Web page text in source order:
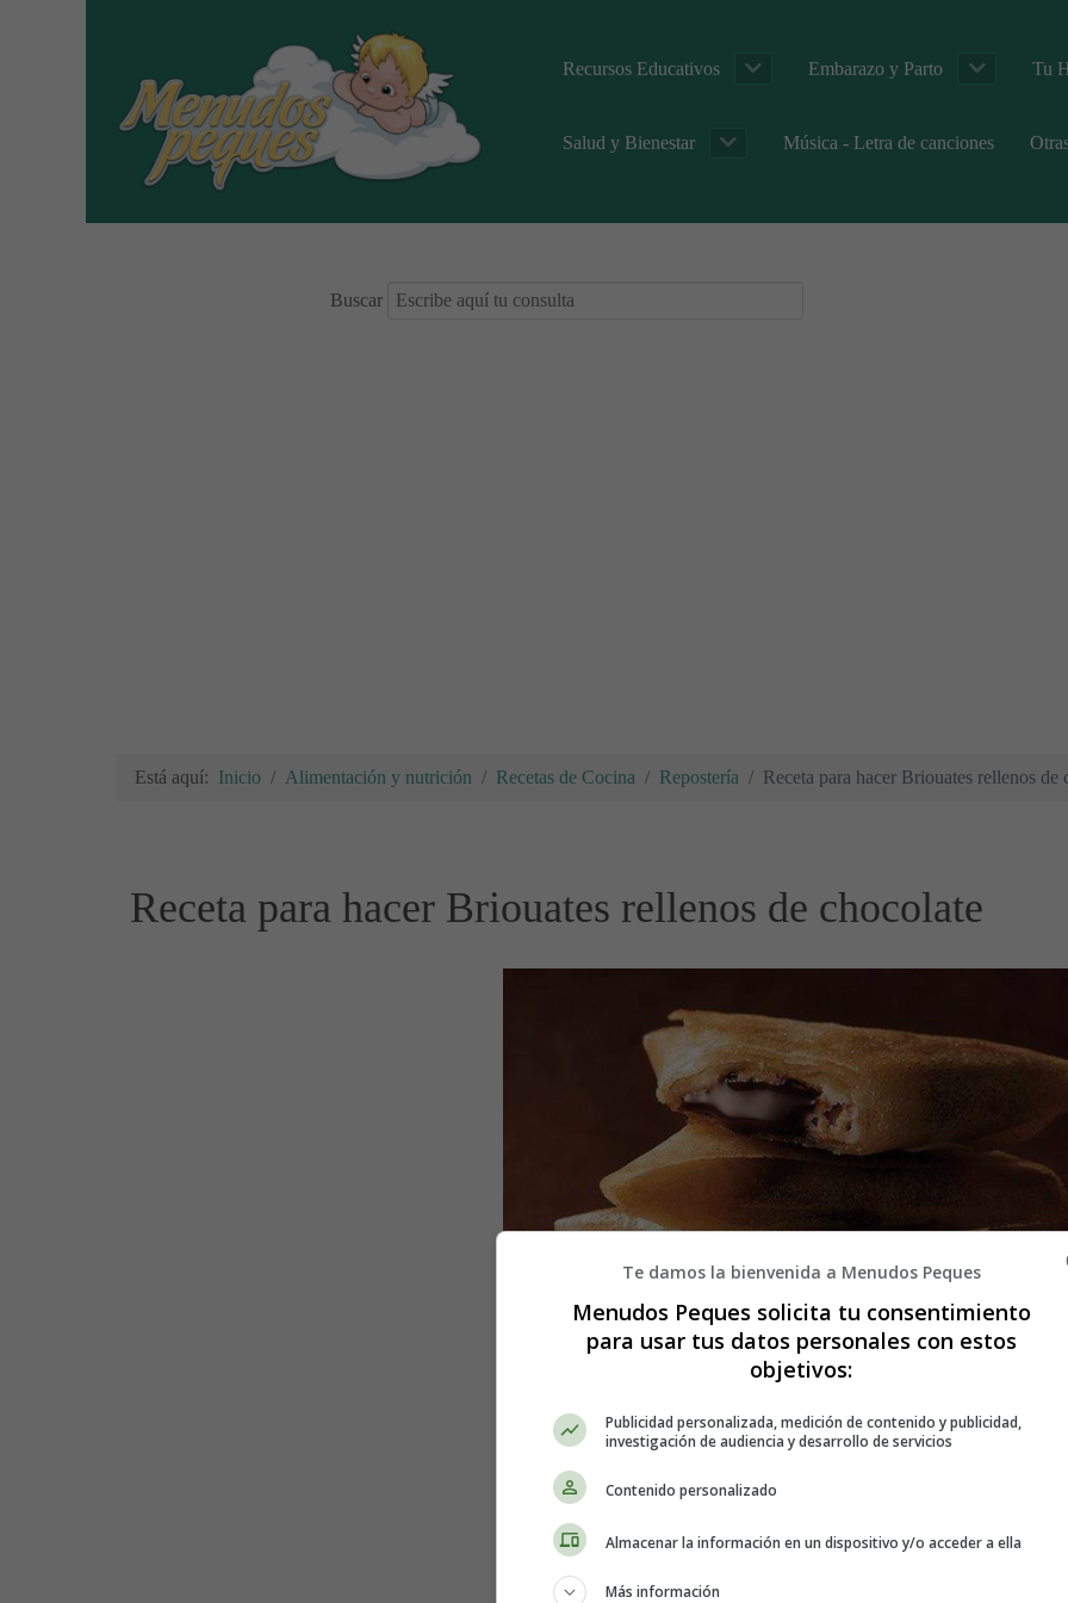
Recursos Educativos Embarazo y Parto Tu
Salud y Bienestar Música - Letra de canciones
Buscar
Está aquí: Inicio Alimentación y nutrición Recetas de Cocina Repostería Receta para hacer Briouates rellenos de
Receta para hacer Briouates rellenos de chocolate
Te damos la bienvenida a Menudos Peques
Menudos Peques solicita tu consentimiento
para usar tus datos personales con estos
objetivos:
Publicidad personalizada, medición de contenido y publicidad,
investigación de audiencia y desarrollo de servicios
Contenido personalizado
Almacenar la información en un dispositivo y/o acceder a ella
Más información